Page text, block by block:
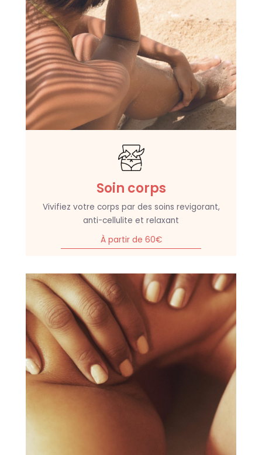
Soin corps
Vivifiez votre corps par des soins revigorant,
anti-cellulite et relaxant
À partir de 60€